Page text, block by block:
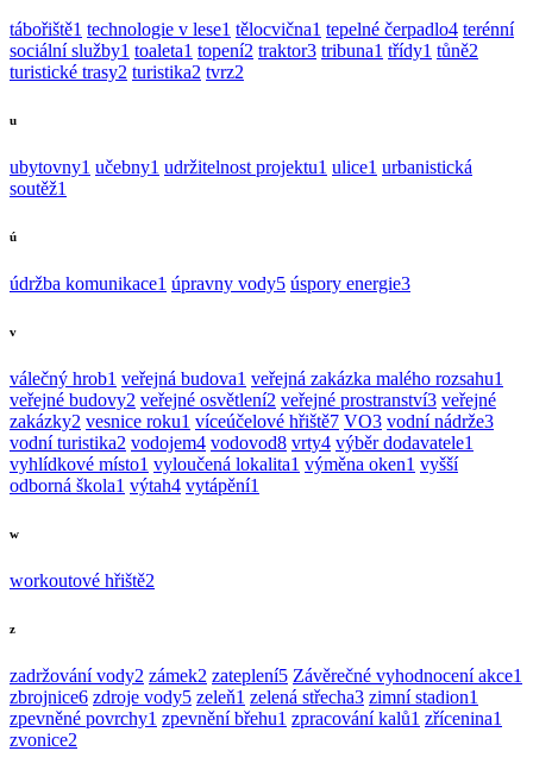
tábořiště1 technologie v lese1 tělocvična1 tepelné čerpadlo4 terénní
sociální služby1 toaleta1 topení2 traktor3 tribuna1 třídy1 tůně2
turistické trasy2 turistika2 tvrz2
u
ubytovny1 učebny1 udržitelnost projektu1 ulice1 urbanistická
soutěž1
ú
údržba komunikace1 úpravny vody5 úspory energie3
v
válečný hrob1 veřejná budova1 veřejná zakázka malého rozsahu1
veřejné budovy2 veřejné osvětlení2 veřejné prostranství3 veřejné
zakázky2 vesnice roku1 víceúčelové hřiště7 VO3 vodní nádrže3
vodní turistika2 vodojem4 vodovod8 vrty4 výběr dodavatele1
vyhlídkové místo1 vyloučená lokalita1 výměna oken1 vyšší
odborná škola1 výtah4 vytápění1
w
workoutové hřiště2
z
zadržování vody2 zámek2 zateplení5 Závěrečné vyhodnocení akce1
zbrojnice6 zdroje vody5 zeleň1 zelená střecha3 zimní stadion1
zpevněné povrchy1 zpevnění břehu1 zpracování kalů1 zřícenina1
zvonice2